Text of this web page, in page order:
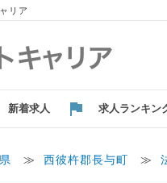
リア
新着求人 求人ランキン
≫ 西彼杵郡長与町 ≫